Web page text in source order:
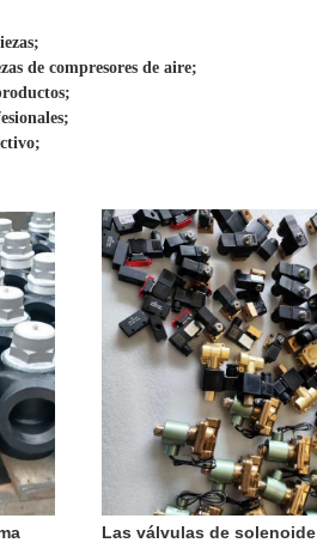
de compresores de aire;
Las válvulas de solenoide